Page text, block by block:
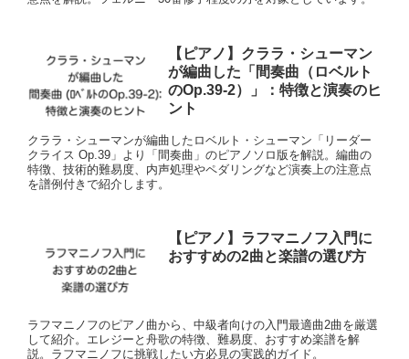
【ピアノ】クララ・シューマン
が編曲した「間奏曲（ロベルト
のOp.39-2）」：特徴と演奏のヒ
ント
クララ・シューマンが編曲したロベルト・シューマン「リーダー
クライス Op.39」より「間奏曲」のピアノソロ版を解説。編曲の
特徴、技術的難易度、内声処理やペダリングなど演奏上の注意点
を譜例付きで紹介します。
【ピアノ】ラフマニノフ入門に
おすすめの2曲と楽譜の選び方
ラフマニノフのピアノ曲から、中級者向けの入門最適曲2曲を厳選
して紹介。エレジーと舟歌の特徴、難易度、おすすめ楽譜を解
説。ラフマニノフに挑戦したい方必見の実践的ガイド。